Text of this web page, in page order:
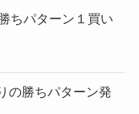
ちパターン１買い
の勝ちパターン発